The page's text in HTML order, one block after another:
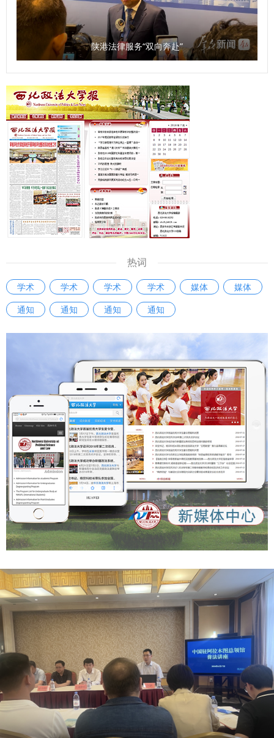
召开https://www.sxncb.com/2025-
11/25/content_11424906.html 【秦闻】中国刑法学研究会
2025年全国年会在西安召开
/news/newsDetail/7130/11424910.html?isShare=true 【三
秦网】中国刑法学研究会2025年全国年会在西安召开
https://www.sanqin.com/2025-
11/25/content_11424905.html 【群众新闻】中国刑法学研
究会2025年全国年会在西安召开
https://xzzsx.sxdaily.com.cn/app/template/displayTemplat
e/news/newsDetail/7357/11424935.html?isShare=true
【中华网】中国刑法学研究会2025年全国年会在西安召开
https://m.business.china.com/toutiao/13004642/2025112
5/49020521.html 【华商报】中国刑法学研究会2025年全国
网】中国刑法学研究会2025年全国年会在西安召开
https://news.hsw.cn/system/2025/1125/1889342.shtml
陕港法律服务“双向奔赴”
热词
学术 学术 学术 学术 媒体
媒体
通知
通知 通知 通知